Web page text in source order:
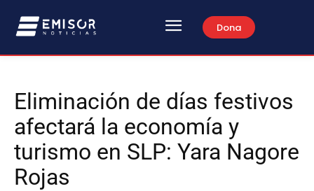
Dona
Eliminación de días festivos
afectará la economía y
turismo en SLP: Yara Nagore
Rojas